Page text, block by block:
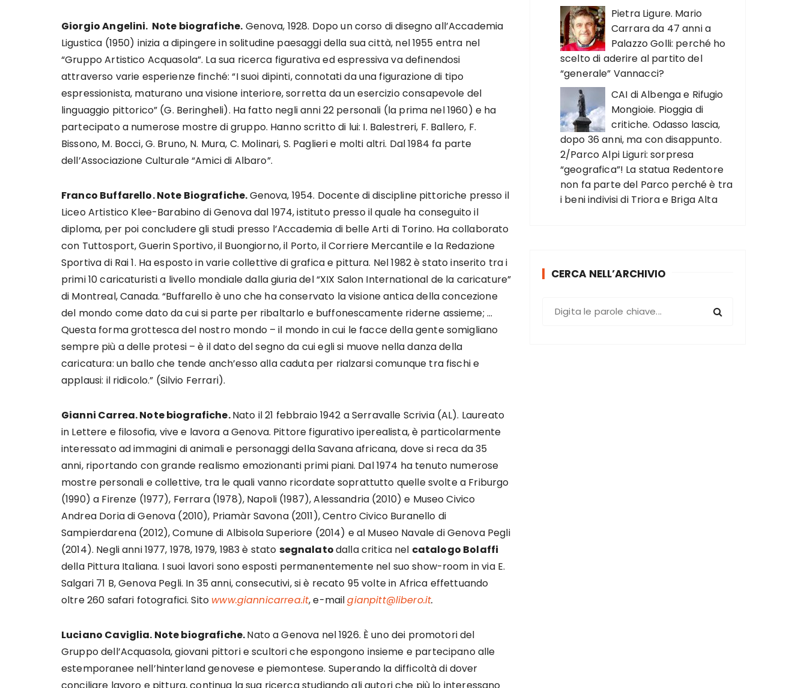
Giorgio Angelini. Note biografiche. Genova, 1928. Dopo un corso di disegno all’Accademia
Ligustica (1950) inizia a dipingere in solitudine paesaggi della sua città, nel 1955 entra nel
“Gruppo Artistico Acquasola”. La sua ricerca figurativa ed espressiva va definendosi
attraverso varie esperienze finché: “I suoi dipinti, connotati da una figurazione di tipo
espressionista, maturano una visione interiore, sorretta da un esercizio consapevole del
linguaggio pittorico” (G. Beringheli). Ha fatto negli anni 22 personali (la prima nel 1960) e ha
partecipato a numerose mostre di gruppo. Hanno scritto di lui: I. Balestreri, F. Ballero, F.
Bissono, M. Bocci, G. Bruno, N. Mura, C. Molinari, S. Paglieri e molti altri. Dal 1984 fa parte
dell’Associazione Culturale “Amici di Albaro”.
Franco Buffarello. Note Biografiche.Genova, 1954. Docente di discipline pittoriche presso il
Liceo Artistico Klee-Barabino di Genova dal 1974, istituto presso il quale ha conseguito il
diploma, per poi concludere gli studi presso l’Accademia di belle Arti di Torino. Ha collaborato
con Tuttosport, Guerin Sportivo, il Buongiorno, il Porto, il Corriere Mercantile e la Redazione
Sportiva di Rai 1. Ha esposto in varie collettive di grafica e pittura. Nel 1982 è stato inserito tra i
primi 10 caricaturisti a livello mondiale dalla giuria del “XIX Salon International de la caricature”
di Montreal, Canada. “Buffarello è uno che ha conservato la visione antica della concezione
del mondo come dato da cui si parte per ribaltarlo e buffonescamente riderne assieme; …
Questa forma grottesca del nostro mondo – il mondo in cui le facce della gente somigliano
sempre più a delle protesi – è il dato del segno da cui egli si muove nella danza della
caricatura: un ballo che tende anch’esso alla caduta per rialzarsi comunque tra fischi e
applausi: il ridicolo.” (Silvio Ferrari).
Gianni Carrea. Note biografiche.Nato il 21 febbraio 1942 a Serravalle Scrivia (AL). Laureato
in Lettere e filosofia, vive e lavora a Genova. Pittore figurativo iperealista, è particolarmente
interessato ad immagini di animali e personaggi della Savana africana, dove si reca da 35
anni, riportando con grande realismo emozionanti primi piani. Dal 1974 ha tenuto numerose
mostre personali e collettive, tra le quali vanno ricordate soprattutto quelle svolte a Friburgo
(1990) a Firenze (1977), Ferrara (1978), Napoli (1987), Alessandria (2010) e Museo Civico
Andrea Doria di Genova (2010), Priamàr Savona (2011), Centro Civico Buranello di
Sampierdarena (2012), Comune di Albisola Superiore (2014) e al Museo Navale di Genova Pegli
(2014). Negli anni 1977, 1978, 1979, 1983 è stato segnalatodalla critica nel catalogo Bolaffi
della Pittura Italiana. I suoi lavori sono esposti permanentemente nel suo show-room in via E.
Salgari 71 B, Genova Pegli. In 35 anni, consecutivi, si è recato 95 volte in Africa effettuando
oltre 260 safari fotografici. Sito www.giannicarrea.it, e-mailgianpitt@libero.it.
Luciano Caviglia. Note biografiche.Nato a Genova nel 1926. È uno dei promotori del
Gruppo dell’Acquasola, giovani pittori e scultori che espongono insieme e partecipano alle
estemporanee nell’hinterland genovese e piemontese. Superando la difficoltà di dover
Pietra Ligure. Mario
Carrara da 47 anni a
Palazzo Golli: perché ho
scelto di aderire al partito del
“generale” Vannacci?
CAI di Albenga e Rifugio
Mongioie. Pioggia di
critiche. Odasso lascia,
dopo 36 anni, ma con disappunto.
2/Parco Alpi Liguri: sorpresa
“geografica”! La statua Redentore
non fa parte del Parco perché è tra
i beni indivisi di Triora e Briga Alta
CERCA NELL’ARCHIVIO